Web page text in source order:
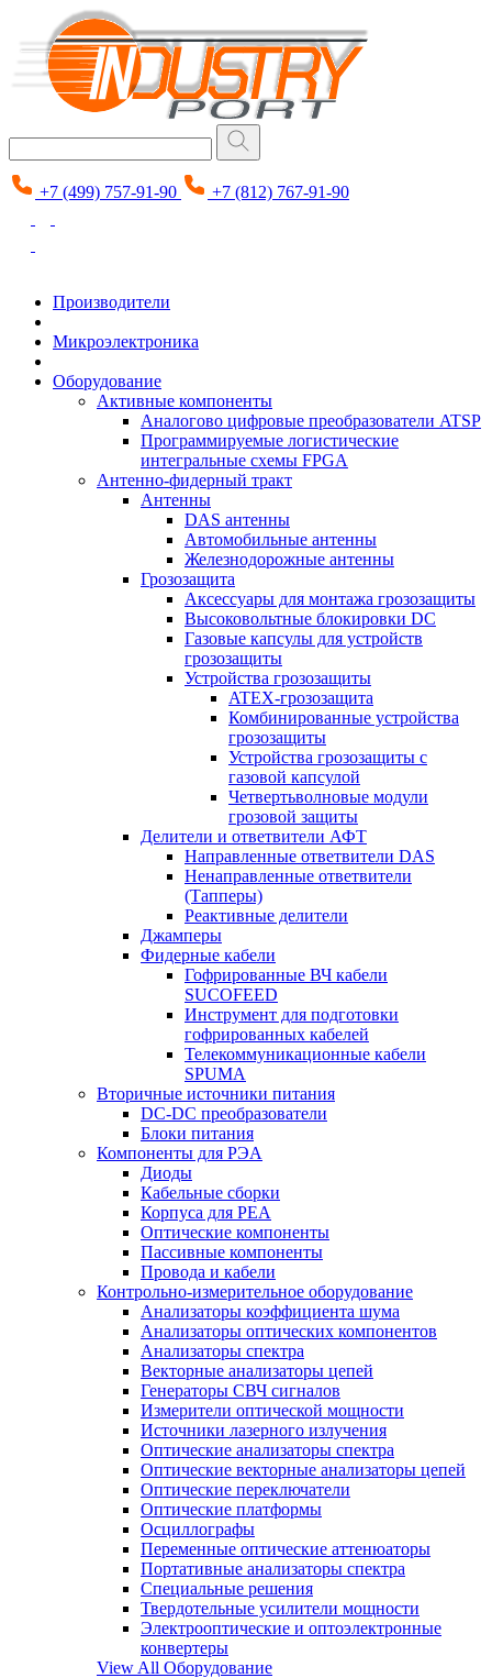
+7 (499) 757-91-90 +7 (812) 767-91-90
Производители
Микроэлектроника
Оборудование
Активные компоненты
Аналогово цифровые преобразователи ATSP
Программируемые логистические
интегральные схемы FPGA
Антенно-фидерный тракт
Антенны
DAS антенны
Автомобильные антенны
Железнодорожные антенны
Грозозащита
Аксессуары для монтажа грозозащиты
Высоковольтные блокировки DC
Газовые капсулы для устройств
грозозащиты
Устройства грозозащиты
ATEX-грозозащита
Комбинированные устройства
грозозащиты
Устройства грозозащиты с
газовой капсулой
Четвертьволновые модули
грозовой защиты
Делители и ответвители АФТ
Направленные ответвители DAS
Ненаправленные ответвители
(Тапперы)
Реактивные делители
Джамперы
Фидерные кабели
Гофрированные ВЧ кабели
SUCOFEED
Инструмент для подготовки
гофрированных кабелей
Телекоммуникационные кабели
SPUMA
Вторичные источники питания
DC-DC преобразователи
Блоки питания
Компоненты для РЭА
Диоды
Кабельные сборки
Корпуса для РЕА
Оптические компоненты
Пассивные компоненты
Провода и кабели
Контрольно-измерительное оборудование
Анализаторы коэффициента шума
Анализаторы оптических компонентов
Анализаторы спектра
Векторные анализаторы цепей
Генераторы СВЧ сигналов
Измерители оптической мощности
Источники лазерного излучения
Оптические анализаторы спектра
Оптические векторные анализаторы цепей
Оптические переключатели
Оптические платформы
Осциллографы
Переменные оптические аттенюаторы
Портативные анализаторы спектра
Специальные решения
Твердотельные усилители мощности
Электрооптические и оптоэлектронные
конвертеры
View All Оборудование